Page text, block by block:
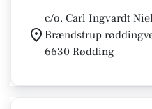
c/o. Carl Ingvardt
Brændstrup
6630 Rødding